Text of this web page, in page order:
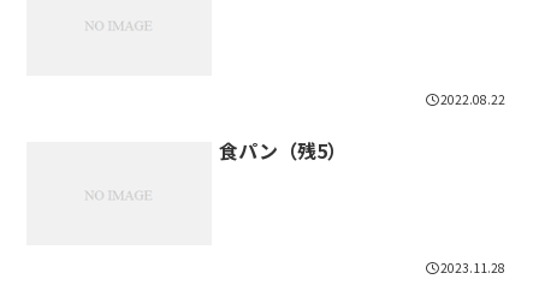
2022.08.22
食パン（残5）
2023.11.28